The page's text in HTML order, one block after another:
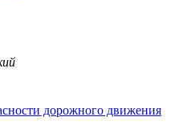
дорожного движения